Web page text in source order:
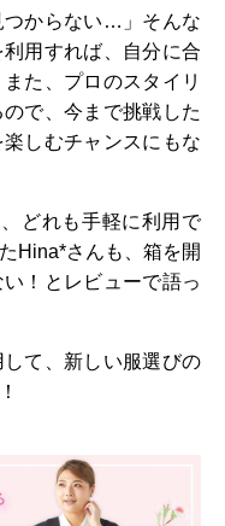
つからない…」そんな
用すれば、自分に合
た、プロのスタイリ
で、今まで挑戦した
しむチャンスにもな
どれも手軽に利用で
Hina*さんも、箱を開
！とレビューで語っ
て、新しい服選びの